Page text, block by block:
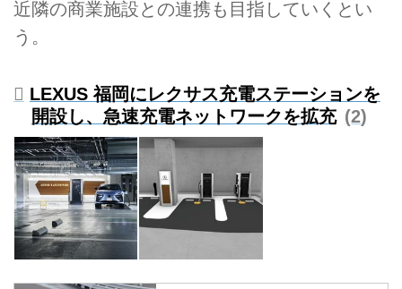
近隣の商業施設との連携も目指していくとい
う。
LEXUS 福岡にレクサス充電ステーションを
開設し、急速充電ネットワークを拡充
2